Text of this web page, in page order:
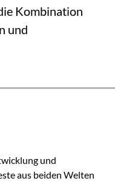
Kombination
und
und
aus beiden Welten